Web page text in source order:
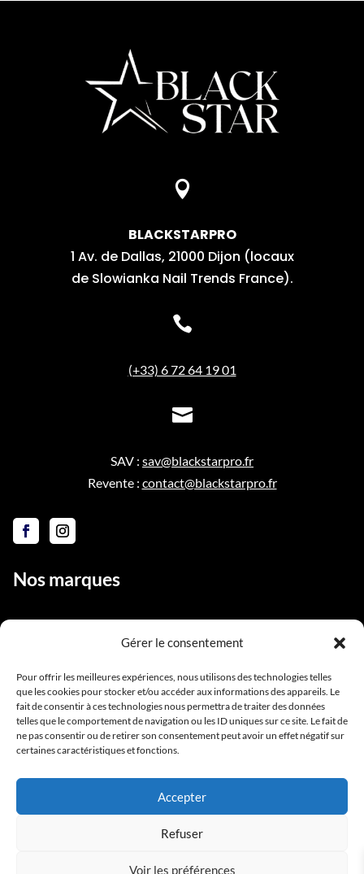
Gérer le consentement
Pour offrir les meilleures expériences, nous utilisons des technologies telles
que les cookies pour stocker et/ou accéder aux informations des appareils. Le
fait de consentir à ces technologies nous permettra de traiter des données
telles que le comportement de navigation ou les ID uniques sur ce site. Le fait de
ne pas consentir ou de retirer son consentement peut avoir un effet négatif sur
certaines caractéristiques et fonctions.
Accepter
Refuser
Voir les préférences

BLACKSTARPRO
1 Av. de Dallas, 21000 Dijon (locaux
de Slowianka Nail Trends France).

(+33) 6 72 64 19 01

SAV : sav@blackstarpro.fr
Revente : contact@blackstarpro.fr
Nos marques
Notre équipe
Contact
Conditions générales de vente